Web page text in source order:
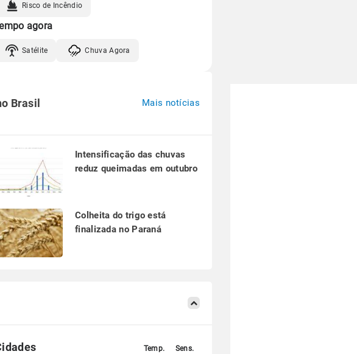
Risco de Incêndio
agora
Satélite Chuva Agora
Brasil Mais notícias
Intensificação das chuvas
reduz queimadas em outubro
Colheita do trigo está
finalizada no Paraná